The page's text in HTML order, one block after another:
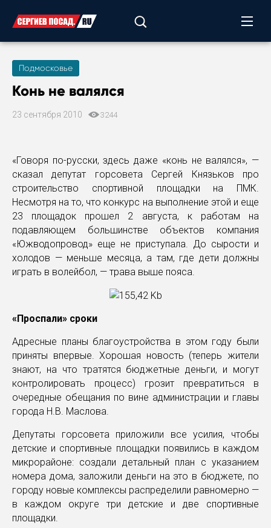
Подмосковье
Конь не валялся
23 сентября 2010 3244
«Говоря по-русски, здесь даже «конь не валялся», —
сказал депутат горсовета Сергей Князьков про
строительство спортивной площадки на ПМК.
Несмотря на то, что конкурс на выполнение этой и еще
23 площадок прошел 2 августа, к работам на
подавляющем большинстве объектов компания
«Южводопровод» еще не приступала. До сырости и
холодов — меньше месяца, а там, где дети должны
играть в волейбол, — трава выше пояса.
«Проспали» сроки
Адресные планы благоустройства в этом году были
приняты впервые. Хорошая новость (теперь жители
знают, на что тратятся бюджетные деньги, и могут
контролировать процесс) грозит превратиться в
очередные обещания по вине администрации и главы
города Н.В. Маслова.
Депутаты горсовета приложили все усилия, чтобы
детские и спортивные площадки появились в каждом
микрорайоне: создали детальный план с указанием
номера дома, заложили деньги на это в бюджете, по
городу новые комплексы распределили равномерно —
в каждом округе три детские и две спортивные
площадки.